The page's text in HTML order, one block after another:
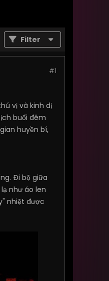
Filter
#1
vị và kinh dị
buổi đêm
huyền bí,
Đi bộ giữa
như áo len
nhiệt được